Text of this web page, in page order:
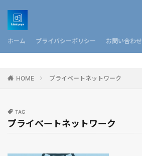
ホーム プライバシーポリシー お問い合わせ
HOME プライベートネットワーク
TAG
プライベートネットワーク